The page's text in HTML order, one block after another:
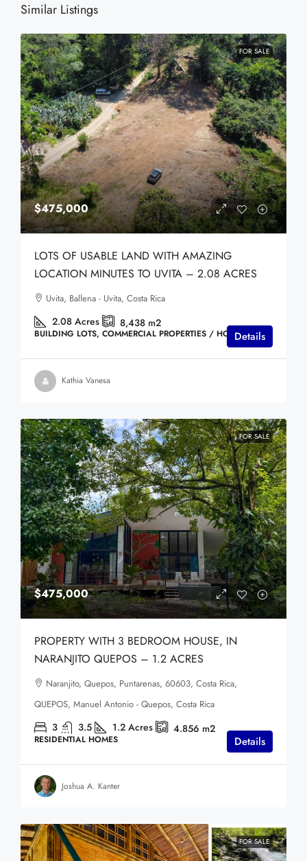
Similar Listings
FOR SALE
$475,000
LOTS OF USABLE LAND WITH AMAZING
LOCATION MINUTES TO UVITA – 2.08 ACRES
Uvita, Ballena - Uvita, Costa Rica
2.08 Acres 8,438 m2
BUILDING LOTS, COMMERCIAL PROPERTIES / HOTELSDetails
Kathia Vanesa
FOR SALE
$475,000
PROPERTY WITH 3 BEDROOM HOUSE, IN
NARANJITO QUEPOS – 1.2 ACRES
Naranjito, Quepos, Puntarenas, 60603, Costa Rica,
QUEPOS, Manuel Antonio - Quepos, Costa Rica
3 3.5 1.2 Acres 4.856 m2
RESIDENTIAL HOMES Details
Joshua A. Kanter
FOR SALE